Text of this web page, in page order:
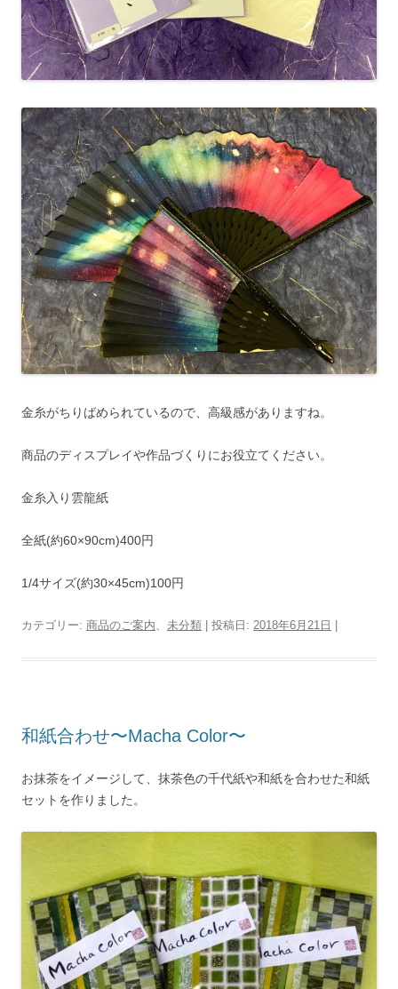
金糸がちりばめられているので、高級感がありますね。
商品のディスプレイや作品づくりにお役立てください。
金糸入り雲龍紙
全紙(約60×90cm)400円
1/4サイズ(約30×45cm)100円
カテゴリー: 商品のご案内 未分類 | 投稿日: 2018年6月21日
和紙合わせ〜Macha Color〜
お抹茶をイメージして、抹茶色の千代紙や和紙を合わせた和紙
セットを作りました。